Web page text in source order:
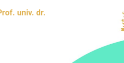
univ. dr.